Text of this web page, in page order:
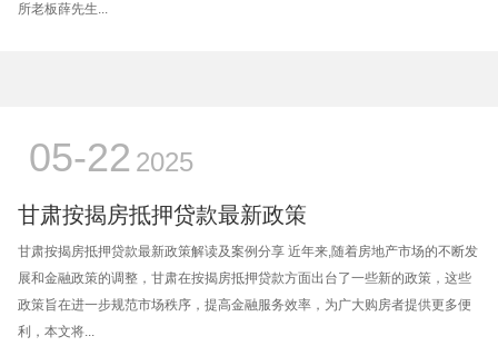
所老板薛先生...
05-22 2025
甘肃按揭房抵押贷款最新政策
甘肃按揭房抵押贷款最新政策解读及案例分享 近年来,随着房地产市场的不断发
展和金融政策的调整，甘肃在按揭房抵押贷款方面出台了一些新的政策，这些
政策旨在进一步规范市场秩序，提高金融服务效率，为广大购房者提供更多便
利，本文将...